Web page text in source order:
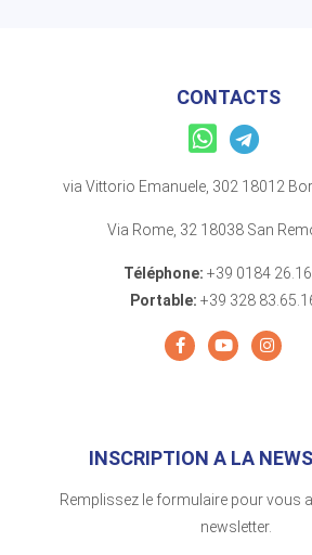
CONTACTS
via Vittorio Emanuele, 302 18012
Via Rome, 32 18038 San
Téléphone: +39 0184
Portable: +39 328
INSCRIPTION A LA
Remplissez le formulaire pour vous
newsletter.